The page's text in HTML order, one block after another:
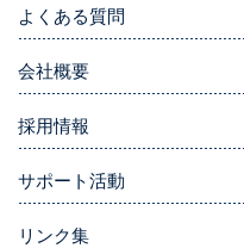
よくある質問
会社概要
採用情報
サポート活動
リンク集